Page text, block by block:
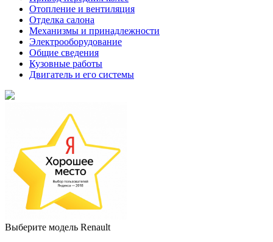
Отопление и вентиляция
Отделка салона
Механизмы и принадлежности
Электрооборудование
Общие сведения
Кузовные работы
Двигатель и его системы
Выберите модель Renault